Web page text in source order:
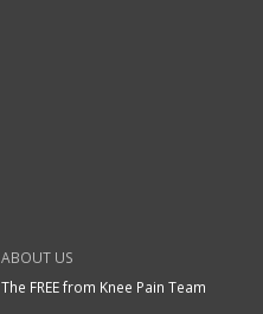
ABOUT US
The FREE from Knee Pain Team